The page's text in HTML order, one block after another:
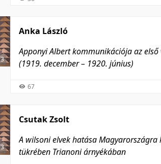
Anka László
Apponyi Albert kommunikációja az
(1919. december – 1920. június)
67
Csutak Zsolt
A wilsoni elvek hatása
tükrében Trianoni árnyékában